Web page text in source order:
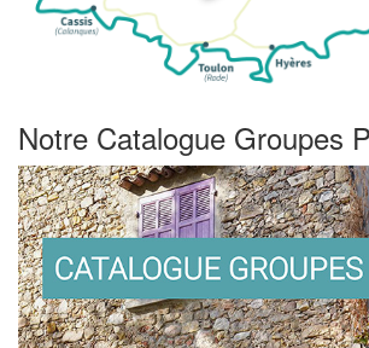
Notre Catalogue Groupes